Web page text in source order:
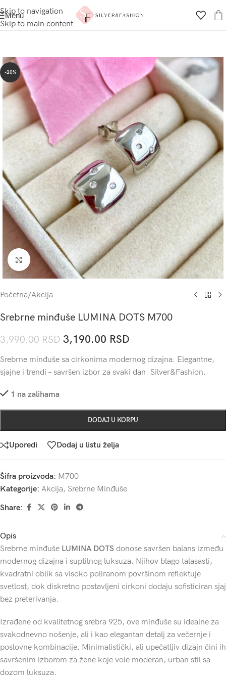
Skip to navigation
Skip to main content
Menu
-20%
Click to enlarge
Početna/Akcija
Srebrne minđuše LUMINA DOTS M700
3,990.00RSD 3,190.00 RSD
Srebrne minđuše sa cirkonima modernog dizajna. Elegantne,
sjajne i trendi – savršen izbor za svaki dan. Silver&Fashion.
1 na zalihama
DODAJ U KORPU
Uporedi Dodaj u listu želja
Šifra proizvoda: M700
Kategorije: Akcija, Srebrne Minđuše
Share:
Opis
Srebrne minđuše LUMINA DOTS donose savršen balans između
modernog dizajna i suptilnog luksuza. Njihov blago talasasti,
kvadratni oblik sa visoko poliranom površinom reflektuje
svetlost, dok diskretno postavljeni cirkoni dodaju sofisticiran sjaj
bez preterivanja.
Izrađene od kvalitetnog srebra 925, ove minđuše su idealne za
svakodnevno nošenje, ali i kao elegantan detalj za večernje i
poslovne kombinacije. Minimalistički, ali upečatljiv dizajn čini ih
savršenim izborom za žene koje vole moderan, urban stil sa
dozom luksuza.